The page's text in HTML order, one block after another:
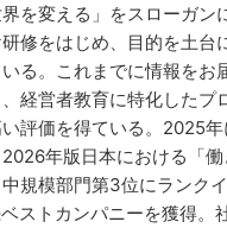
界を変える」をスローガン
修をはじめ、目的を土台
る。これまでに情報をお
経営者教育に特化したプ
評価を得ている。2025
年版日本における「働
規模部門第3位にランク
ストカンパニーを獲得。